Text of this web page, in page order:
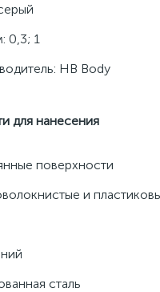
0,3; 1
HB Body
для нанесения
поверхности
и
сталь